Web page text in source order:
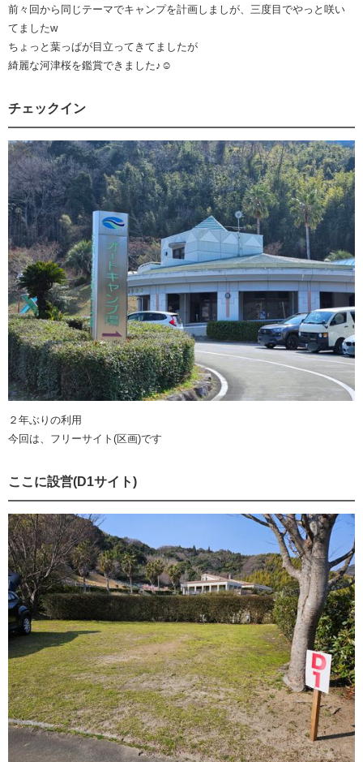
前々回から同じテーマでキャンプを計画しましが、三度目でやっと咲い
てましたw
ちょっと葉っぱが目立ってきてましたが
綺麗な河津桜を鑑賞できました♪☺️
チェックイン
２年ぶりの利用
今回は、フリーサイト(区画)です
ここに設営(D1サイト)